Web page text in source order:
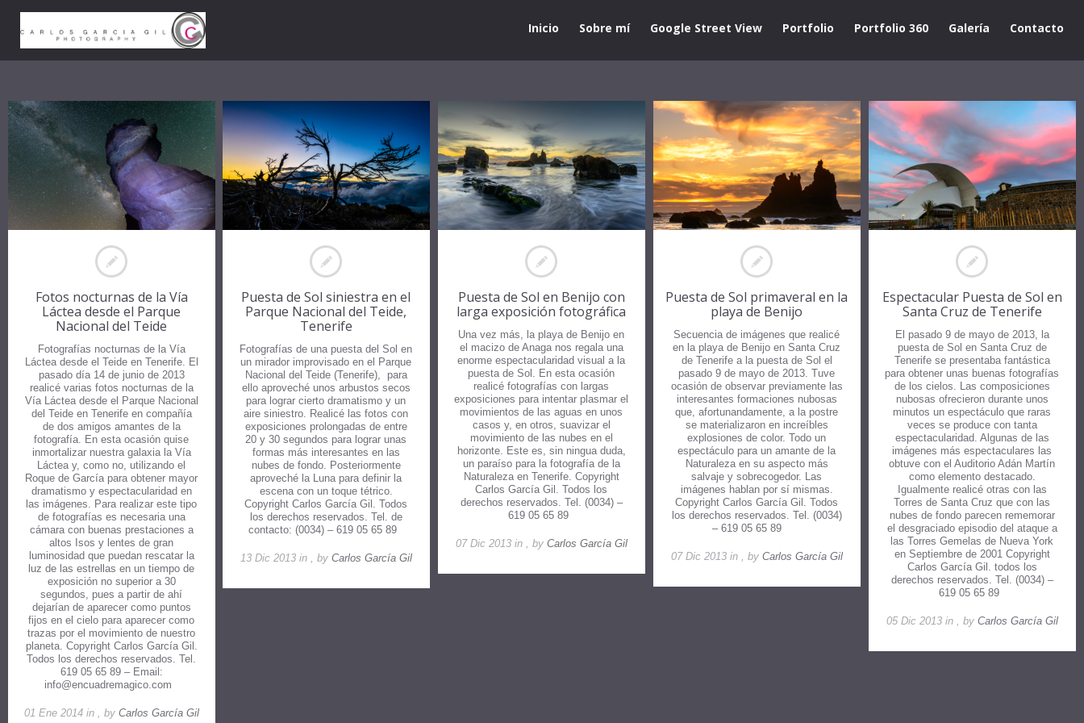
Inicio Sobre mí Google Street View Portfolio Portfolio 360 Galería Contacto
Fotos nocturnas de la Vía
Láctea desde el Parque
Nacional del Teide
Fotografías nocturnas de la Vía
Láctea desde el Teide en Tenerife. El
pasado día 14 de junio de 2013
realicé varias fotos nocturnas de la
Vía Láctea desde el Parque Nacional
del Teide en Tenerife en compañía
de dos amigos amantes de la
fotografía. En esta ocasión quise
inmortalizar nuestra galaxia la Vía
Láctea y, como no, utilizando el
Roque de García para obtener mayor
dramatismo y espectacularidad en
las imágenes. Para realizar este tipo
de fotografías es necesaria una
cámara con buenas prestaciones a
altos Isos y lentes de gran
luminosidad que puedan rescatar la
luz de las estrellas en un tiempo de
exposición no superior a 30
segundos, pues a partir de ahí
dejarían de aparecer como puntos
fijos en el cielo para aparecer como
trazas por el movimiento de nuestro
planeta. Copyright Carlos García Gil.
Todos los derechos reservados. Tel.
619 05 65 89 – Email:
info@encuadremagico.com
01 Ene 2014 in , by Carlos García Gil
Puesta de Sol siniestra en el
Parque Nacional del Teide,
Tenerife
Fotografías de una puesta del Sol en
un mirador improvisado en el Parque
Nacional del Teide (Tenerife), para
ello aproveché unos arbustos secos
para lograr cierto dramatismo y un
aire siniestro. Realicé las fotos con
exposiciones prolongadas de entre
20 y 30 segundos para lograr unas
formas más interesantes en las
nubes de fondo. Posteriormente
aproveché la Luna para definir la
escena con un toque tétrico.
Copyright Carlos García Gil. Todos
los derechos reservados. Tel. de
contacto: (0034) – 619 05 65 89
13 Dic 2013 in , by Carlos García Gil
Puesta de Sol en Benijo con
larga exposición fotográfica
Una vez más, la playa de Benijo en
el macizo de Anaga nos regala una
enorme espectacularidad visual a la
puesta de Sol. En esta ocasión
realicé fotografías con largas
exposiciones para intentar plasmar el
movimientos de las aguas en unos
casos y, en otros, suavizar el
movimiento de las nubes en el
horizonte. Este es, sin ningua duda,
un paraíso para la fotografía de la
Naturaleza en Tenerife. Copyright
Carlos García Gil. Todos los
derechos reservados. Tel. (0034) –
619 05 65 89
07 Dic 2013 in , by Carlos García Gil
Puesta de Sol primaveral en la
playa de Benijo
Secuencia de imágenes que realicé
en la playa de Benijo en Santa Cruz
de Tenerife a la puesta de Sol el
pasado 9 de mayo de 2013. Tuve
ocasión de observar previamente las
interesantes formaciones nubosas
que, afortunandamente, a la postre
se materializaron en increíbles
explosiones de color. Todo un
espectáculo para un amante de la
Naturaleza en su aspecto más
salvaje y sobrecogedor. Las
imágenes hablan por sí mismas.
Copyright Carlos García Gil. Todos
los derechos reservados. Tel. (0034)
– 619 05 65 89
07 Dic 2013 in , by Carlos García Gil
Espectacular Puesta de Sol en
Santa Cruz de Tenerife
El pasado 9 de mayo de 2013, la
puesta de Sol en Santa Cruz de
Tenerife se presentaba fantástica
para obtener unas buenas fotografías
de los cielos. Las composiciones
nubosas ofrecieron durante unos
minutos un espectáculo que raras
veces se produce con tanta
espectacularidad. Algunas de las
imágenes más espectaculares las
obtuve con el Auditorio Adán Martín
como elemento destacado.
Igualmente realicé otras con las
Torres de Santa Cruz que con las
nubes de fondo parecen rememorar
el desgraciado episodio del ataque a
las Torres Gemelas de Nueva York
en Septiembre de 2001 Copyright
Carlos García Gil. todos los
derechos reservados. Tel. (0034) –
619 05 65 89
05 Dic 2013 in , by Carlos García Gil